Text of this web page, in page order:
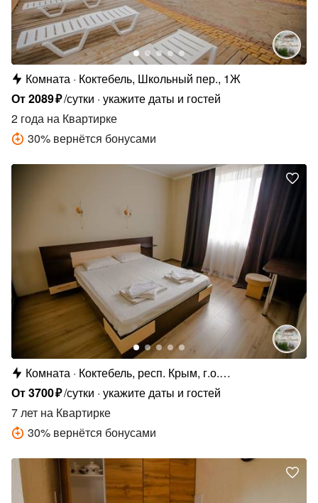
Комната Коктебель, Школьный пер., 1Ж
От2089₽/сутки укажите даты и гостей
2 года на Квартирке
30% вернётся бонусами
Комната Коктебель, респ. Крым, г.о.
Феодосия,Школьный пер., 1Ж
От3700₽/сутки укажите даты и гостей
7 лет на Квартирке
30% вернётся бонусами